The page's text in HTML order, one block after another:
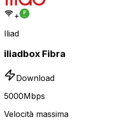
+
Iliad
iliadbox Fibra
Download
5000Mbps
Velocità massima